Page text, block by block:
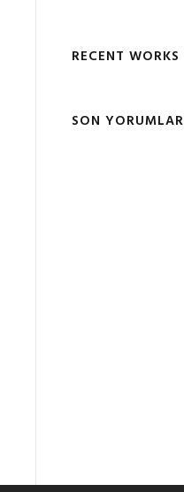
RECENT WORKS
SON YORUMLAR